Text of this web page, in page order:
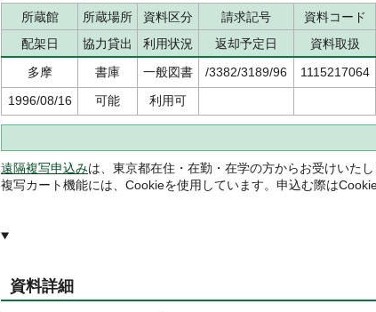
所蔵館 所蔵場所 資料区分 請求記号 資料コード
配架日
協力貸出 利用状況 返却予定日 資料取扱
多摩
書庫 一般図書 /3382/3189/96 1115217064
1996/08/16 可能 利用可
遠隔複写申込みは、東京都在住・在勤・在学の方からお受けいたし
複写カート機能には、Cookieを使用しています。申込む際は
資料詳細